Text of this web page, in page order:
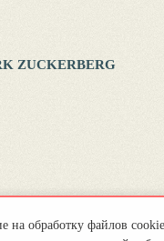
ZUCKERBERG
на обработку файлов